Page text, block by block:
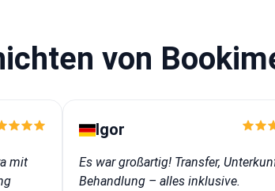
von
mit
Igor
Es war großartig! Transfer,
Behandlung – alles inklusive.